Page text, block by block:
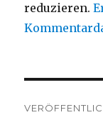
reduzieren.